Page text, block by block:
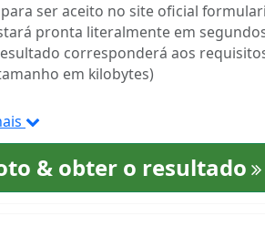
ser aceito no site oficial
pronta literalmente em
corresponderá aos
em kilobytes)
& obter o resultado